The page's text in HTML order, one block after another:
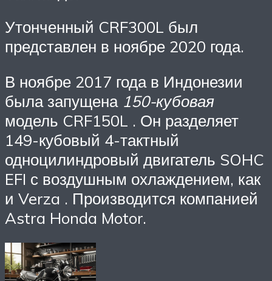
Утонченный CRF300L был
представлен в ноябре 2020 года.
В ноябре 2017 года в Индонезии
была запущена 150-кубовая
модель CRF150L . Он разделяет
149-кубовый 4-тактный
одноцилиндровый двигатель SOHC
EFI с воздушным охлаждением, как
и Verza . Производится компанией
Astra Honda Motor.